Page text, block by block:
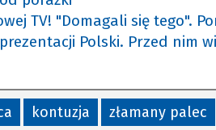
TV! "Domagali się tego".
Polski. Przed nim
kontuzja złamany palec